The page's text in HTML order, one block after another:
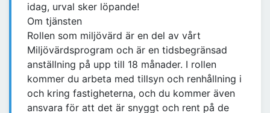
idag, urval sker löpande!
Om tjänsten
Rollen som miljövärd är en del av vårt
Miljövärdsprogram och är en tidsbegränsad
anställning på upp till 18 månader. I rollen
kommer du arbeta med tillsyn och renhållning i
och kring fastigheterna, och du kommer även
ansvara för att det är snyggt och rent på de